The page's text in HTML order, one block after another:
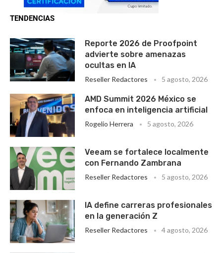
TENDENCIAS
Reporte 2026 de Proofpoint
advierte sobre amenazas
ocultas en IA
Reseller Redactores 5 agosto, 2026
AMD Summit 2026 México se
enfoca en inteligencia artificial
Rogelio Herrera 5 agosto, 2026
Veeam se fortalece localmente
con Fernando Zambrana
Reseller Redactores 5 agosto, 2026
IA define carreras profesionales
en la generación Z
Reseller Redactores 4 agosto, 2026